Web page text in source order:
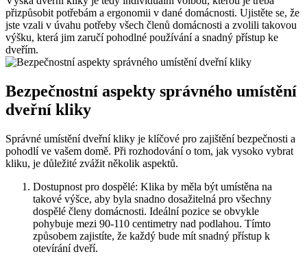
přizpůsobit potřebám a ergonomii ‍v⁤ dané domácnosti. Ujistěte se, že
⁣jste vzali v ⁤úvahu potřeby všech členů domácnosti a ‍zvolili ‌takovou
výšku,⁢ která jim zaručí pohodlné používání a snadný přístup ke
dveřím.
Bezpečnostní‌ aspekty správného umístění
dveřní ⁣kliky
Správné umístění dveřní kliky je klíčové pro zajištění⁢ bezpečnosti a
pohodlí ve vašem domě. ‌Při⁤ rozhodování o tom, jak vysoko vybrat
kliku, je důležité​ zvážit několik aspektů.
Dostupnost pro⁤ dospělé: Klika by‌ měla být umístěna na
takové ⁢výšce, aby byla snadno ‍dosažitelná⁤ pro všechny
dospělé členy ‍domácnosti. ​Ideální pozice⁢ se⁤ obvykle
pohybuje mezi 90-110 centimetry nad podlahou. ‍Tímto
⁣způsobem zajistíte, že každý bude​ mít snadný přístup‍ k
otevírání dveří.